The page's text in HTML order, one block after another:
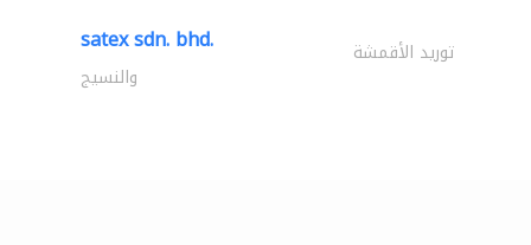
satex sdn. bhd. توريد الأقمشة
والنسيج